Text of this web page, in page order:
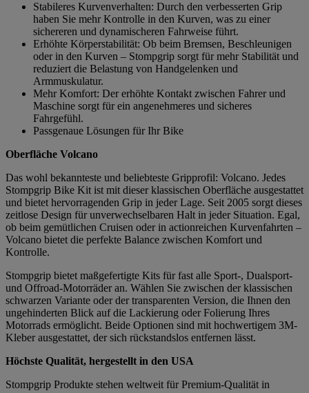
Stabileres Kurvenverhalten: Durch den verbesserten Grip
haben Sie mehr Kontrolle in den Kurven, was zu einer
sichereren und dynamischeren Fahrweise führt.
Erhöhte Körperstabilität: Ob beim Bremsen, Beschleunigen
oder in den Kurven – Stompgrip sorgt für mehr Stabilität und
reduziert die Belastung von Handgelenken und
Armmuskulatur.
Mehr Komfort: Der erhöhte Kontakt zwischen Fahrer und
Maschine sorgt für ein angenehmeres und sicheres
Fahrgefühl.
Passgenaue Lösungen für Ihr Bike
Oberfläche Volcano
Das wohl bekannteste und beliebteste Gripprofil: Volcano. Jedes
Stompgrip Bike Kit ist mit dieser klassischen Oberfläche ausgestattet
und bietet hervorragenden Grip in jeder Lage. Seit 2005 sorgt dieses
zeitlose Design für unverwechselbaren Halt in jeder Situation. Egal,
ob beim gemütlichen Cruisen oder in actionreichen Kurvenfahrten –
Volcano bietet die perfekte Balance zwischen Komfort und
Kontrolle.
Stompgrip bietet maßgefertigte Kits für fast alle Sport-, Dualsport-
und Offroad-Motorräder an. Wählen Sie zwischen der klassischen
schwarzen Variante oder der transparenten Version, die Ihnen den
ungehinderten Blick auf die Lackierung oder Folierung Ihres
Motorrads ermöglicht. Beide Optionen sind mit hochwertigem 3M-
Kleber ausgestattet, der sich rückstandslos entfernen lässt.
Höchste Qualität, hergestellt in den USA
Stompgrip Produkte stehen weltweit für Premium-Qualität in